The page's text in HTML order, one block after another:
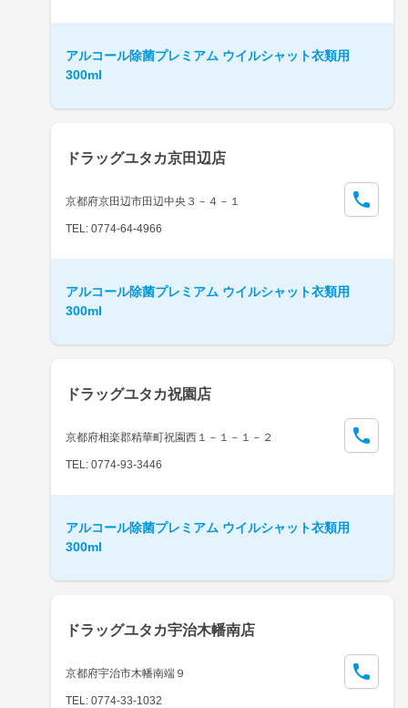
アルコール除菌プレミアム ウイルシャット衣類用
300ml
ドラッグユタカ京田辺店
京都府京田辺市田辺中央３－４－１
TEL: 0774-64-4966
アルコール除菌プレミアム ウイルシャット衣類用
300ml
ドラッグユタカ祝園店
京都府相楽郡精華町祝園西１－１－１－２
TEL: 0774-93-3446
アルコール除菌プレミアム ウイルシャット衣類用
300ml
ドラッグユタカ宇治木幡南店
京都府宇治市木幡南端９
TEL: 0774-33-1032